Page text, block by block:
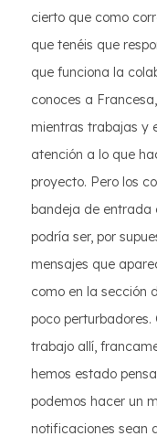
cierto que como
que tenéis que
que funciona la
conoces a
mientras trabajas y
atención a lo que
proyecto. Pero los
bandeja de entrada
podría ser, por
mensajes que
como en la sección
poco
trabajo allí,
hemos estado
podemos hacer un
notificaciones sean